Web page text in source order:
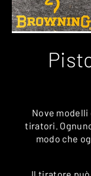
Nove
tiratori.
modo che
Il tiratore